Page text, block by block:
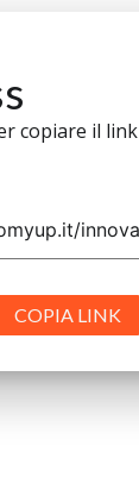
copiare il link
COPIA LINK